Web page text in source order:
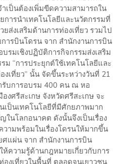
เป็นต้องเพิ่มขีดความสามารถใน
การนำเทคโนโลยีและนวัตกรรมที่
ส่งเสริมด้านการท่องเที่ยว รวมไป
ารบินโดรน จาก สำนักงานการบิน
รมเชิงปฏิบัติการกิจกรรมส่งเสริม
“การประยุกต์ใช้เทคโนโลยีและ
งเที่ยว” นั้น จัดขึ้นระหว่างวันที่ 21
รับการอบรม 400 คน ณ หอ
งศรีสะเกษ จังหวัดศรีสะเกษ จะ
เป็นเทคโนโลยีที่มีศักยภาพมาก
นโลกอนาคต ดังนั้นจึงเป็นเรื่อง
ามพร้อมในเรื่องโดรนให้มากขึ้น
แผ่น จาก สำนักงานการบิน
ห้ความรู้ด้านกฎหมายเกี่ยวกับการ
งเที่ยวในพื้นที่ ตลอดจนเยาวชน